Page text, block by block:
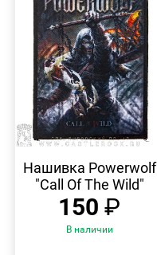
ПРОСМОТР
Нашивка Powerwolf
"Call Of The Wild"
150 ₽
В наличии